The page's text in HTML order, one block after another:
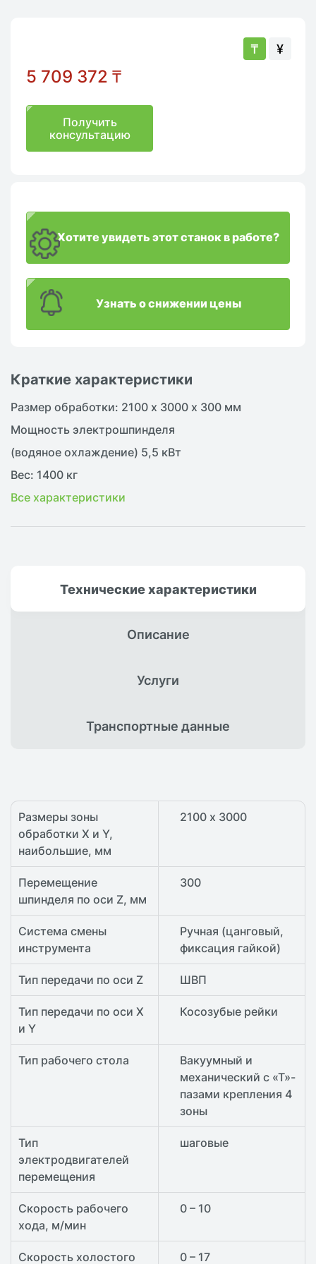
Краткие характеристики
Размер обработки: 2100 х 3000 х 300 мм
Мощность электрошпинделя
(водяное охлаждение) 5,5 кВт
Вес: 1400 кг
Все характеристики
₸ ¥
5 709 372 ₸
Получить
консультацию
Хотите увидеть этот станок в работе?
Узнать о снижении цены
Техническиехарактеристики
Описание
Услуги
Транспортныеданные
Размеры зоны
обработки X и Y,
наибольшие, мм
2100 х 3000
Перемещение
шпинделя по оси Z, мм
300
Система смены
инструмента
Ручная (цанговый,
фиксация гайкой)
Тип передачи по оси Z ШВП
Тип передачи по оси X
и Y
Косозубые рейки
Тип рабочего стола
Вакуумный и
механический с «Т»-
пазами крепления 4
зоны
Тип
электродвигателей
перемещения
шаговые
Скорость рабочего
хода, м/мин
0 – 10
Скорость холостого 0 – 17